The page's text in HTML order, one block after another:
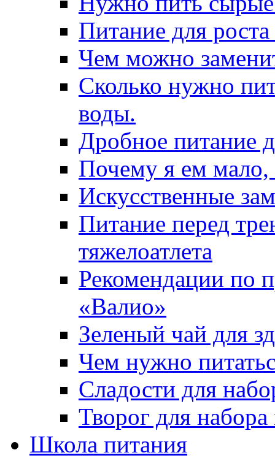
Питание для
Чем можно
Сколько нужно
воды.
Дробное питание
Почему я ем
Искусственные
Питание перед
тяжелоатлета
Рекомендации по
«Валио»
Зеленый чай для
Чем нужно
Сладости для
Творог для
Школа питания